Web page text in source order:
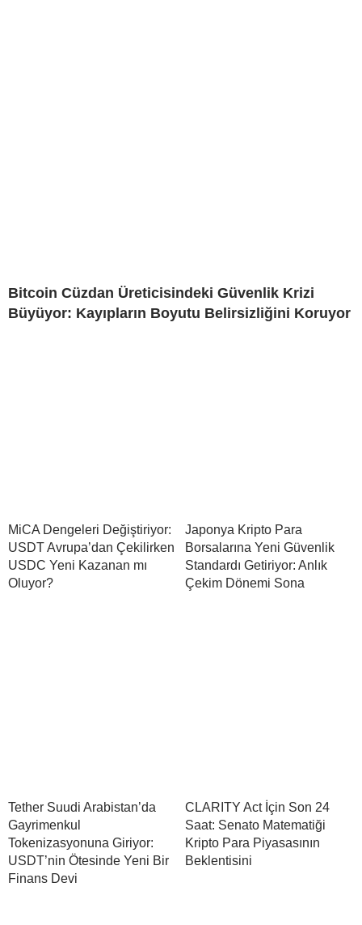
Bitcoin Cüzdan Üreticisindeki Güvenlik Krizi
Büyüyor: Kayıpların Boyutu Belirsizliğini Koruyor
MiCA Dengeleri Değiştiriyor:
USDT Avrupa’dan Çekilirken
USDC Yeni Kazanan mı
Oluyor?
Japonya Kripto Para
Borsalarına Yeni Güvenlik
Standardı Getiriyor: Anlık
Çekim Dönemi Sona
Tether Suudi Arabistan’da
Gayrimenkul
Tokenizasyonuna Giriyor:
USDT’nin Ötesinde Yeni Bir
Finans Devi
CLARITY Act İçin Son 24
Saat: Senato Matematiği
Kripto Para Piyasasının
Beklentisini